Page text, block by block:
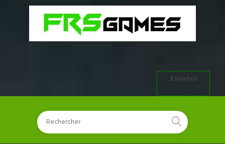
Español